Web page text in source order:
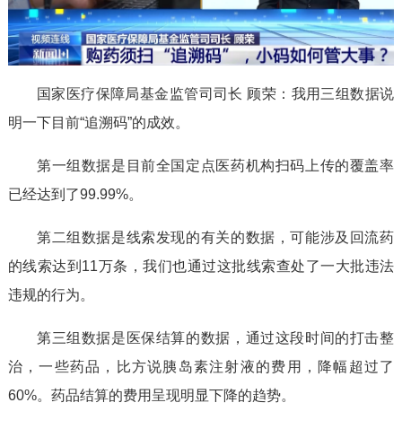
国家医疗保障局基金监管司司长 顾荣：我用三组数据说
明一下目前“追溯码”的成效。
第一组数据是目前全国定点医药机构扫码上传的覆盖率
已经达到了99.99%。
第二组数据是线索发现的有关的数据，可能涉及回流药
的线索达到11万条，我们也通过这批线索查处了一大批违法
违规的行为。
第三组数据是医保结算的数据，通过这段时间的打击整
治，一些药品，比方说胰岛素注射液的费用，降幅超过了
60%。药品结算的费用呈现明显下降的趋势。